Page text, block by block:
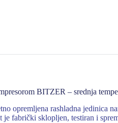
BITZER – srednja
opremljena rashladna jedinica
fabrički sklopljen, testiran i